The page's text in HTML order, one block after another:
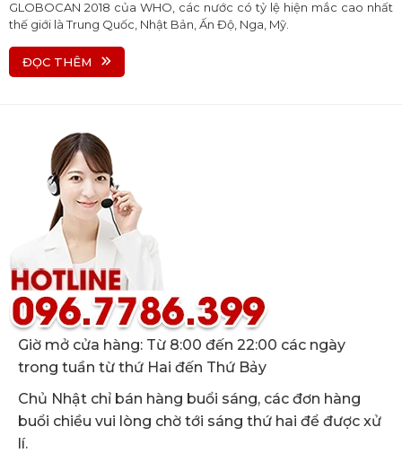
GLOBOCAN 2018 của WHO, các nước có tỷ lệ hiện mắc cao nhất
thế giới là Trung Quốc, Nhật Bản, Ấn Độ, Nga, Mỹ.
ĐỌC THÊM
Giờ mở cửa hàng: Từ 8:00 đến 22:00 các ngày
trong tuần từ thứ Hai đến Thứ Bảy
Chủ Nhật chỉ bán hàng buổi sáng, các đơn hàng
buổi chiều vui lòng chờ tới sáng thứ hai để được xử
lí.